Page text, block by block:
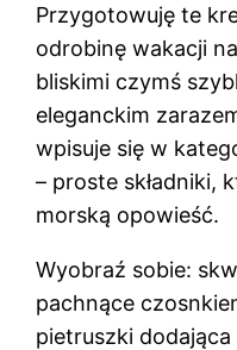
Przygotowuję te
odrobinę wakacji
bliskimi czymś
eleganckim
wpisuje się w
– proste składniki,
morską opowieść.
Wyobraź sobie:
pachnące
pietruszki